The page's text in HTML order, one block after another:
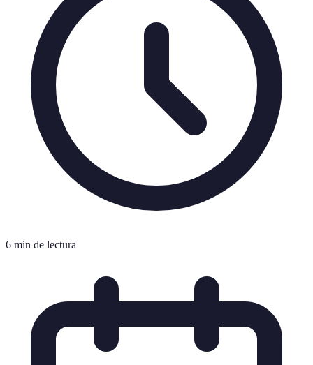
6 min de lectura